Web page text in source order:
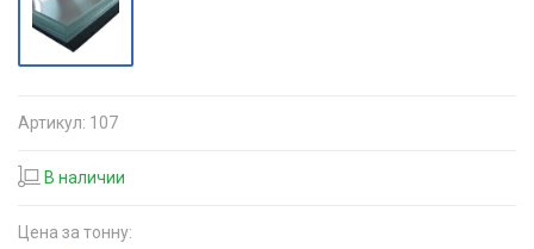
Артикул: 107
В наличии
Цена за тонну: